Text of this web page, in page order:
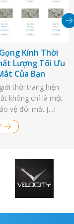
Kính Thời
Lượng Tối Ưu
Của Bạn
thời trang hiện
không chỉ là một
vệ đôi mắt [...]